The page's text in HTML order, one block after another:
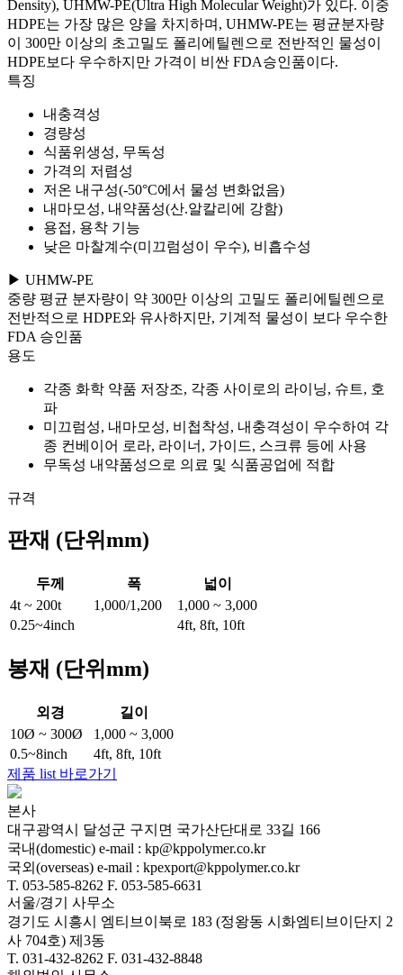
Density), UHMW-PE(Ultra High Molecular Weight)가 있다. 이중
HDPE는 가장 많은 양을 차지하며, UHMW-PE는 평균분자량
이 300만 이상의 초고밀도 폴리에틸렌으로 전반적인 물성이
HDPE보다 우수하지만 가격이 비싼 FDA승인품이다.
특징
내충격성
경량성
식품위생성, 무독성
가격의 저렴성
저온 내구성(-50°C에서 물성 변화없음)
내마모성, 내약품성(산.알칼리에 강함)
용접, 용착 기능
낮은 마찰계수(미끄럼성이 우수), 비흡수성
▶ UHMW-PE
중량 평균 분자량이 약 300만 이상의 고밀도 폴리에틸렌으로
전반적으로 HDPE와 유사하지만, 기계적 물성이 보다 우수한
FDA 승인품
용도
각종 화학 약품 저장조, 각종 사이로의 라이닝, 슈트, 호
파
미끄럼성, 내마모성, 비첩착성, 내충격성이 우수하여 각
종 컨베이어 로라, 라이너, 가이드, 스크류 등에 사용
무독성 내약품성으로 의료 및 식품공업에 적합
규격
판재 (단위mm)
두께 폭
넓이
4t ~ 200t
1,000/1,200
1,000 ~ 3,000
0.25~4inch
4ft, 8ft, 10ft
봉재 (단위mm)
외경
길이
10Ø​ ~ 300Ø
1,000 ~ 3,000
0.5~8inch
4ft, 8ft, 10ft
제품 list 바로가기
본사
대구광역시 달성군 구지면 국가산단대로 33길 166
국내(domestic) e-mail : kp@kppolymer.co.kr
국외(overseas) e-mail : kpexport@kppolymer.co.kr
T. 053-585-8262 F. 053-585-6631
서울/경기 사무소
경기도 시흥시 엠티브이북로 183 (정왕동 시화엠티브이단지 2
사 704호) 제3동
T. 031-432-8262 F. 031-432-8848